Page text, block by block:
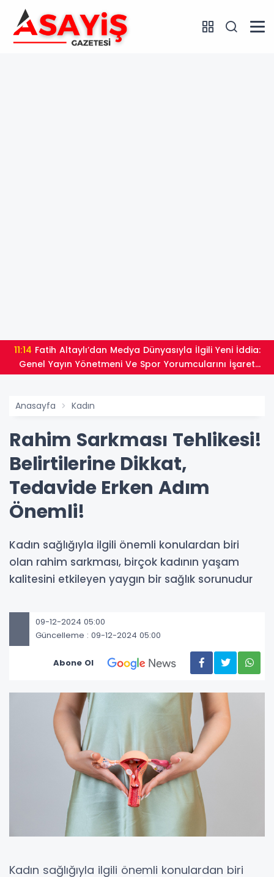
11:14
Genel Yayın Yönetmeni Ve Spor Yorumcularını İşaret
Etti
Anasayfa Kadın
Rahim Sarkması Tehlikesi!
Belirtilerine Dikkat,
Tedavide Erken Adım
Önemli!
Kadın sağlığıyla ilgili önemli konulardan biri
olan rahim sarkması, birçok kadının yaşam
kalitesini etkileyen yaygın bir sağlık sorunudur
09-12-2024 05:00
Güncelleme : 09-12-2024 05:00
Abone Ol
Kadın sağlığıyla ilgili önemli konulardan biri